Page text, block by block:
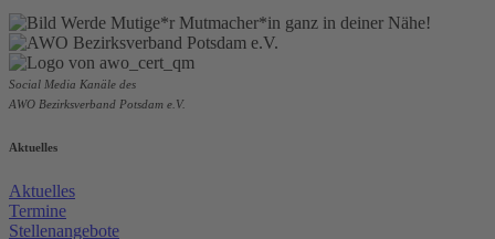
Social Media Kanäle des
AWO Bezirksverband Potsdam e.V.
Aktuelles
Aktuelles
Termine
Stellenangebote